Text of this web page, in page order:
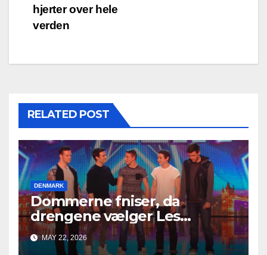
hjerter over hele
verden
RELATED POST
DENMARK
Dommerne fniser, da
drengene vælger Les
Misérables — men på få
sekunder ændrer alt sig
MAY 22, 2026